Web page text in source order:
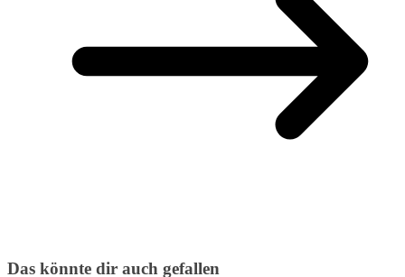
Das könnte dir auch gefallen